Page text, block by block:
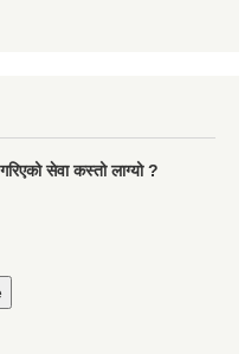
सेवा कस्तो लाग्यो ?